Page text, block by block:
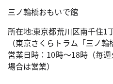
三ノ輪橋おもいで館
所在地:東京都荒川区南千住1
（東京さくらトラム「三ノ輪
営業日時：10時～18時（毎
場合は営業）